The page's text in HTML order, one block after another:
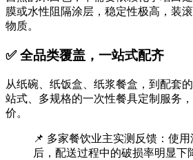
膜或水性阻隔涂层，稳定性极高，装
物质。
✅ 全品类覆盖，一站式配齐
从纸碗、纸饭盒、纸浆餐盒，到配套
站式、多规格的一次性餐具定制服务
价。
📌 多家餐饮业主实测反馈：使
后，配送过程中的破损率明显下